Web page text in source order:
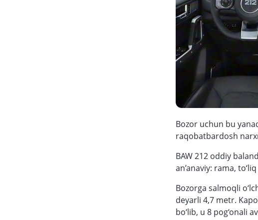
Bozor uchun bu
raqobatbardosh
BAW 212 oddiy
an’anaviy: rama,
Bozorga salmoqli
deyarli 4,7 metr.
bo‘lib, u 8 pog‘onali